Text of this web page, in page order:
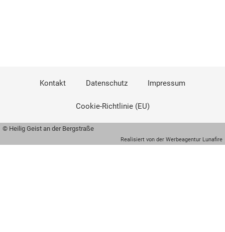
Kontakt Datenschutz Impressum
Cookie-Richtlinie (EU)
© Heilig Geist an der Bergstraße
Realisiert von der Werbeagentur Lunafire